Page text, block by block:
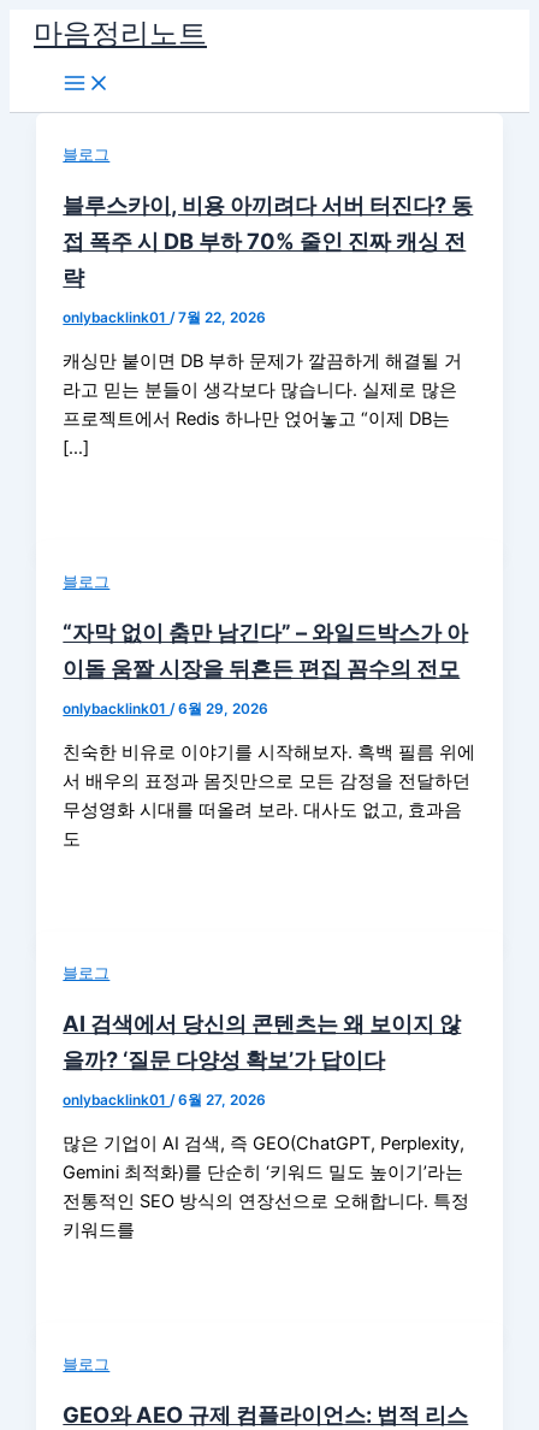
로
마음정리노트
블로그
블루스카이, 비용 아끼려다 서버 터진다? 동
접 폭주 시 DB 부하 70% 줄인 진짜 캐싱 전
략
onlybacklink01/7월 22, 2026
캐싱만 붙이면 DB 부하 문제가 깔끔하게 해결될 거
라고 믿는 분들이 생각보다 많습니다. 실제로 많은
프로젝트에서 Redis 하나만 얹어놓고 “이제 DB는
[…]
블로그
“자막 없이 춤만 남긴다” – 와일드박스가 아
이돌 움짤 시장을 뒤흔든 편집 꼼수의 전모
onlybacklink01/6월 29, 2026
친숙한 비유로 이야기를 시작해보자. 흑백 필름 위에
서 배우의 표정과 몸짓만으로 모든 감정을 전달하던
무성영화 시대를 떠올려 보라. 대사도 없고, 효과음
도
블로그
AI 검색에서 당신의 콘텐츠는 왜 보이지 않
을까? ‘질문 다양성 확보’가 답이다
onlybacklink01/6월 27, 2026
많은 기업이 AI 검색, 즉 GEO(ChatGPT, Perplexity,
Gemini 최적화)를 단순히 ‘키워드 밀도 높이기’라는
전통적인 SEO 방식의 연장선으로 오해합니다. 특정
키워드를
블로그
GEO와 AEO 규제 컴플라이언스: 법적 리스